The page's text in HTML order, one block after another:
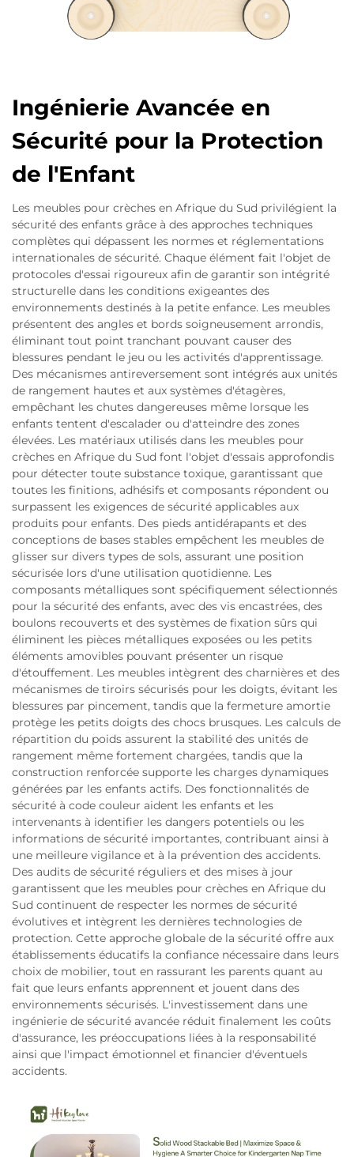
Ingénierie Avancée en
Sécurité pour la Protection
de l'Enfant
Les meubles pour crèches en Afrique du Sud privilégient la
sécurité des enfants grâce à des approches techniques
complètes qui dépassent les normes et réglementations
internationales de sécurité. Chaque élément fait l'objet de
protocoles d'essai rigoureux afin de garantir son intégrité
structurelle dans les conditions exigeantes des
environnements destinés à la petite enfance. Les meubles
présentent des angles et bords soigneusement arrondis,
éliminant tout point tranchant pouvant causer des
blessures pendant le jeu ou les activités d'apprentissage.
Des mécanismes antireversement sont intégrés aux unités
de rangement hautes et aux systèmes d'étagères,
empêchant les chutes dangereuses même lorsque les
enfants tentent d'escalader ou d'atteindre des zones
élevées. Les matériaux utilisés dans les meubles pour
crèches en Afrique du Sud font l'objet d'essais approfondis
pour détecter toute substance toxique, garantissant que
toutes les finitions, adhésifs et composants répondent ou
surpassent les exigences de sécurité applicables aux
produits pour enfants. Des pieds antidérapants et des
conceptions de bases stables empêchent les meubles de
glisser sur divers types de sols, assurant une position
sécurisée lors d'une utilisation quotidienne. Les
composants métalliques sont spécifiquement sélectionnés
pour la sécurité des enfants, avec des vis encastrées, des
boulons recouverts et des systèmes de fixation sûrs qui
éliminent les pièces métalliques exposées ou les petits
éléments amovibles pouvant présenter un risque
d'étouffement. Les meubles intègrent des charnières et des
mécanismes de tiroirs sécurisés pour les doigts, évitant les
blessures par pincement, tandis que la fermeture amortie
protège les petits doigts des chocs brusques. Les calculs de
répartition du poids assurent la stabilité des unités de
rangement même fortement chargées, tandis que la
construction renforcée supporte les charges dynamiques
générées par les enfants actifs. Des fonctionnalités de
sécurité à code couleur aident les enfants et les
intervenants à identifier les dangers potentiels ou les
informations de sécurité importantes, contribuant ainsi à
une meilleure vigilance et à la prévention des accidents.
Des audits de sécurité réguliers et des mises à jour
garantissent que les meubles pour crèches en Afrique du
Sud continuent de respecter les normes de sécurité
évolutives et intègrent les dernières technologies de
protection. Cette approche globale de la sécurité offre aux
établissements éducatifs la confiance nécessaire dans leurs
choix de mobilier, tout en rassurant les parents quant au
fait que leurs enfants apprennent et jouent dans des
environnements sécurisés. L'investissement dans une
ingénierie de sécurité avancée réduit finalement les coûts
d'assurance, les préoccupations liées à la responsabilité
ainsi que l'impact émotionnel et financier d'éventuels
accidents.